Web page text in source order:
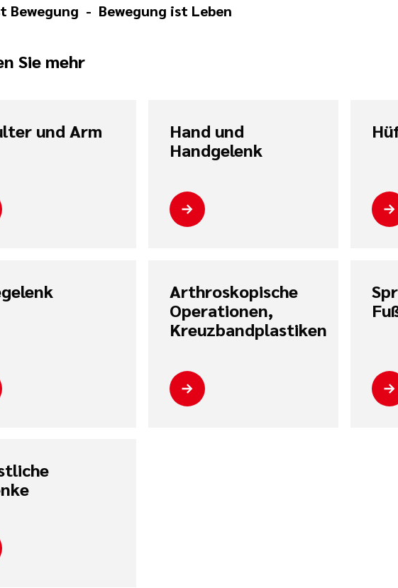
Bewegung - Bewegung ist Leben
Sie mehr
und Arm
Hand und
Handgelenk
Arthroskopische
Operationen,
Kreuzbandplastiken